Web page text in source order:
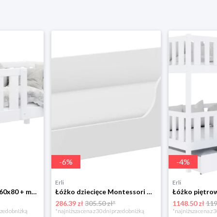
Łóżko drewniane 160x80 + materac BOBO P
obniżką
-6%
Erli
Łóżko dziecięce Montessori COCO 140x70 Sonoma lub Białe
286.39 zł305.50 zł*
*najniższa cena z 30 dni przed obniżką
-4%
Erli
1148.50 zł
*najniższa cena z